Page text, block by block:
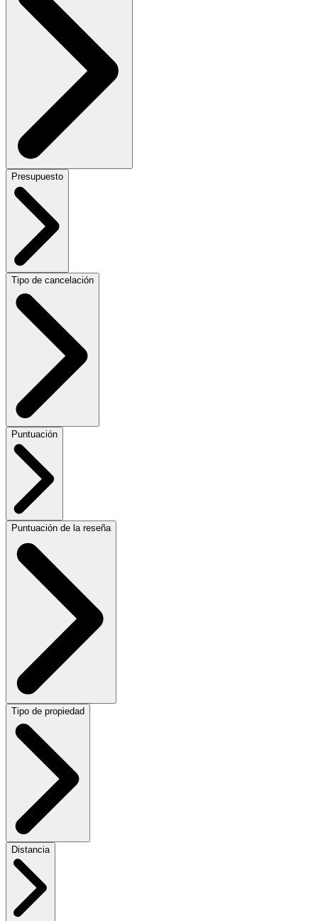
Presupuesto
Tipo de cancelación
Puntuación
Puntuación de la reseña
Tipo de propiedad
Distancia